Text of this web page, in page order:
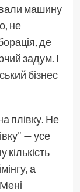
машину
не
де
задум. І
бізнес
плівку. Не
— усе
а